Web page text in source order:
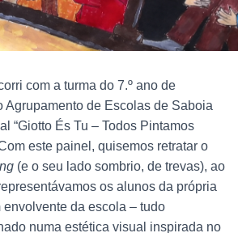
com a turma do 7.º ano de
Agrupamento de Escolas de Saboia
“Giotto És Tu – Todos Pintamos
este painel, quisemos retratar o
(e o seu lado sombrio, de trevas), ao
os alunos da própria
da escola – tudo
numa estética visual inspirada no